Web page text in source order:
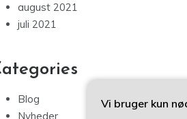
august 2021
juli 2021
Blog
Nyheder
Vi bruger kun